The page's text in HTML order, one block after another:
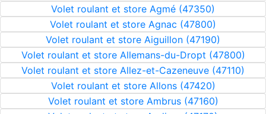
Volet roulant et store Agmé (47350)
Volet roulant et store Agnac (47800)
Volet roulant et store Aiguillon (47190)
Volet roulant et store Allemans-du-Dropt (47800)
Volet roulant et store Allez-et-Cazeneuve (47110)
Volet roulant et store Allons (47420)
Volet roulant et store Ambrus (47160)